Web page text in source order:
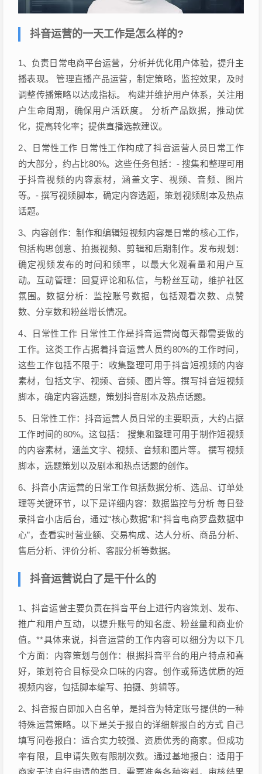
抖音运营的一天工作是怎么样的?
1、负责日常电商平台运营，分析并优化用户体验，提升主
播表现。 管理直播产品运营，制定策略，监控效果，及时
调整传播策略以达成指标。 构建并维护用户体系，关注用
户生命周期，确保用户活跃度。 分析产品数据，推动优
化，提高转化率；提供直播选款建议。
2、日常性工作 日常性工作构成了抖音运营人员日常工作
的大部分，约占比80%。这些任务包括：- 搜集和整理可用
于抖音视频的内容素材，涵盖文字、视频、音频、图片
等。- 撰写视频脚本，确定内容选题，策划视频剧本及热点
话题。
3、内容创作：制作和编辑短视频内容是日常的核心工作，
包括构思创意、拍摄视频、剪辑和后期制作。发布规划：
确定视频发布的时间和频率，以最大化观看量和用户互
动。互动管理：回复评论和私信，与粉丝互动，维护社区
氛围。数据分析：监控账号数据，包括观看次数、点赞
数、分享数和粉丝增长情况。
4、日常性工作 日常性工作是抖音运营岗每天都需要做的
工作。这类工作占据着抖音运营人员约80%的工作时间，
这些工作包括不限于：收集整理可用于抖音短视频的内容
素材，包括文字、视频、音频、图片等。撰写抖音短视频
脚本，确定内容选题，策划抖音剧本及热点话题。
5、日常性工作：抖音运营人员日常的主要职责，大约占据
工作时间的80%。这包括： 搜集和整理可用于制作短视频
的内容素材，涵盖文字、视频、音频和图片等。 撰写视频
脚本，选题策划以及剧本和热点话题的创作。
6、抖音小店运营的日常工作包括数据分析、选品、订单处
理等关键环节，以下是详细内容：数据监控与分析 每日登
录抖音小店后台，通过“核心数据”和“抖音电商罗盘数据中
心”，查看实时营业额、交易构成、达人分析、商品分析、
售后分析、评价分析、客服分析等数据。
抖音运营说白了是干什么的
1、抖音运营主要负责在抖音平台上进行内容策划、发布、
推广和用户互动，以提升账号的知名度、粉丝量和商业价
值。**具体来说，抖音运营的工作内容可以细分为以下几
个方面：内容策划与创作：根据抖音平台的用户特点和喜
好，策划符合目标受众口味的内容。创作或筛选优质的短
视频内容，包括脚本编写、拍摄、剪辑等。
2、抖音报白即加入白名单，是抖音为特定账号提供的一种
特殊运营策略。以下是关于报白的详细解报白的方式 自己
填写问卷报白：适合实力较强、资质优秀的商家。但成功
率有限，且申请失败有限制次数。通过基地报白：适用于